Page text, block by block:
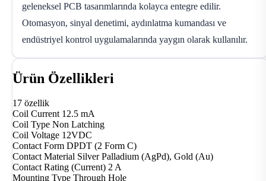
geleneksel PCB tasarımlarında kolayca entegre edilir.
Otomasyon, sinyal denetimi, aydınlatma kumandası ve
endüstriyel kontrol uygulamalarında yaygın olarak kullanılır.
Ürün Özellikleri
17 özellik
Coil Current 12.5 mA
Coil Type Non Latching
Coil Voltage 12VDC
Contact Form DPDT (2 Form C)
Contact Material Silver Palladium (AgPd), Gold (Au)
Contact Rating (Current) 2 A
Mounting Type Through Hole